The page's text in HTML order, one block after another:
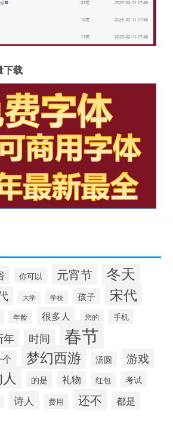
下载
你可以 元宵节 冬天
大学 学校 孩子 宋代
年龄 很多人 您的 手机
年 时间 春节
梦幻西游 汤圆 游戏
的是 礼物 红包 考试
诗人 费用 还不 都是